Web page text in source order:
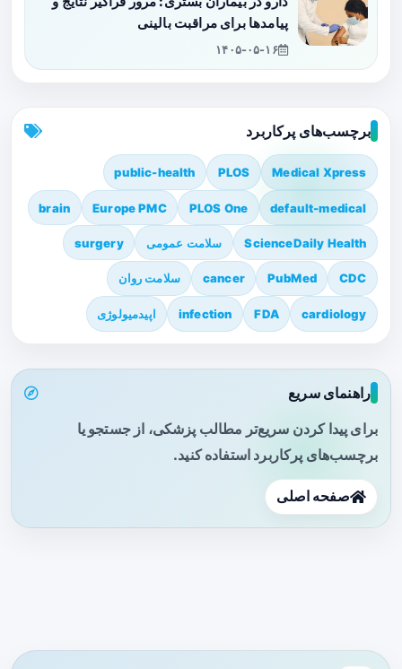
پیامدها برای مراقبت بالینی
۱۴۰۵-۰۵-۱۶
برچسب‌های پرکاربرد
Medical Xpress
PLOS
public-health
default-medical
PLOS One
Europe PMC
brain
ScienceDaily Health سلامت عمومی surgery
CDC
PubMed
cancer سلامت روان
cardiology
FDA
infection اپیدمیولوژی
راهنمای سریع
برای پیدا کردن سریع‌تر مطالب پزشکی، از جستجو یا
برچسب‌های پرکاربرد استفاده کنید.
صفحه اصلی